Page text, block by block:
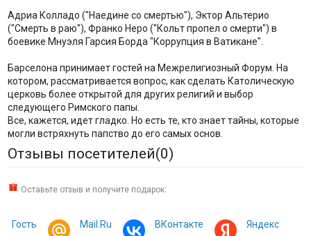
Адриа Колладо ("Наедине со смертью"), Эктор Альтерио
("Смерть в раю"), Франко Неро ("Кольт пропел о смерти") в
боевике Мнуэля Гарсия Борда "Коррупция в Ватикане".
Барселона принимает гостей на Межрелигиозный Форум. На
котором, рассматривается вопрос, как сделать Католическую
церковь более открытой для других религий и выбор
следующего Римского папы.
Все, кажется, идет гладко. Но есть те, кто знает тайны, которые
могли встряхнуть папство до его самых основ.
Отзывы посетителей(0)
Оставьте отзыв и получите подарок:
Гость Mail.Ru ВКонтакте Яндекс